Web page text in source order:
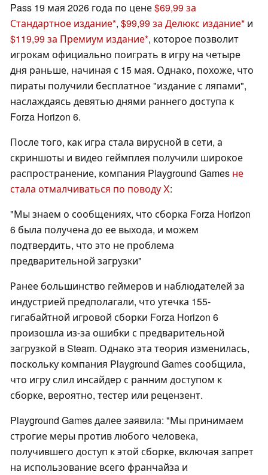
Pass 19 мая 2026 года по цене$69,99 за
Стандартное издание , $99,99 за Делюкс издание и
$119,99 за Премиум издание , которое позволит
игрокам официально поиграть в игру на четыре
дня раньше, начиная с 15 мая. Однако, похоже, что
пираты получили бесплатное "издание с ляпами",
наслаждаясь девятью днями раннего доступа к
Forza Horizon 6.
После того, как игра стала вирусной в сети, а
скриншоты и видео геймплея получили широкое
распространение, компания Playground Games не
стала отмалчиваться по поводу X:
"Мы знаем о сообщениях, что сборка Forza Horizon
6 была получена до ее выхода, и можем
подтвердить, что это не проблема
предварительной загрузки"
Ранее большинство геймеров и наблюдателей за
индустрией предполагали, что утечка 155-
гигабайтной игровой сборки Forza Horizon 6
произошла из-за ошибки с предварительной
загрузкой в Steam. Однако эта теория изменилась,
поскольку компания Playground Games сообщила,
что игру слил инсайдер с ранним доступом к
сборке, вероятно, тестер или рецензент.
Playground Games далее заявила: "Мы принимаем
строгие меры против любого человека,
получившего доступ к этой сборке, включая запрет
на использование всего франчайза и